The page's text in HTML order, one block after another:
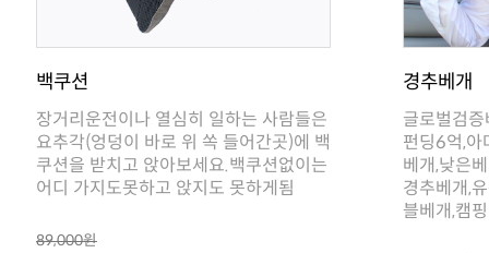
백쿠션
어디 가지도못하고 앉지도 못하게됨
89,000원
경추베개
블베개,캠